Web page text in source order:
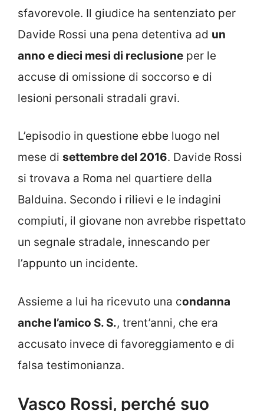
sfavorevole. Il giudice ha sentenziato per
Davide Rossi una pena detentiva ad un
anno e dieci mesi di reclusione per le
accuse di omissione di soccorso e di
lesioni personali stradali gravi.
L’episodio in questione ebbe luogo nel
mese di settembre del 2016. Davide Rossi
si trovava a Roma nel quartiere della
Balduina. Secondo i rilievi e le indagini
compiuti, il giovane non avrebbe rispettato
un segnale stradale, innescando per
l’appunto un incidente.
Assieme a lui ha ricevuto una condanna
anche l’amico S. S., trent’anni, che era
accusato invece di favoreggiamento e di
falsa testimonianza.
Vasco Rossi, perché suo